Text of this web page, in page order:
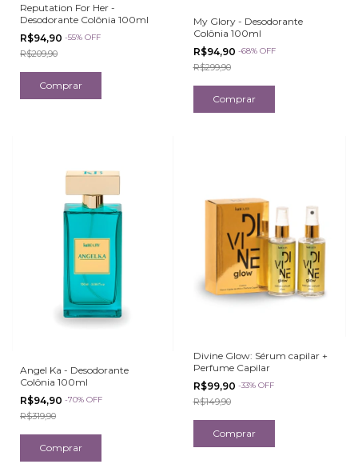
Reputation For Her -
Desodorante Colônia 100ml
R$94,90 -55% OFF
R$209,90
My Glory - Desodorante
Colônia 100ml
R$94,90 -68% OFF
R$299,90
Angel Ka - Desodorante
Colônia 100ml
R$94,90 -70% OFF
R$319,90
Divine Glow: Sérum capilar +
Perfume Capilar
R$99,90 -33% OFF
R$149,90